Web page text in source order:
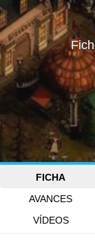
FICHA
AVANCES
VÍDEOS